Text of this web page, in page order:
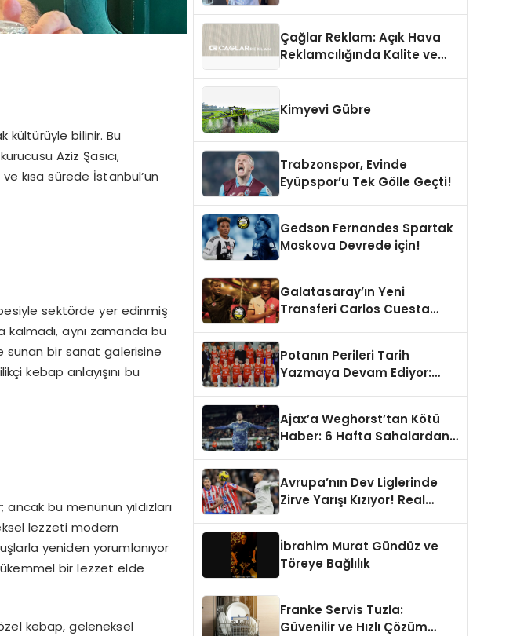
kültürüyle bilinir. Bu
Aziz Şasıcı,
kısa sürede İstanbul’un
sektörde yer edinmiş
kalmadı, aynı zamanda bu
sunan bir sanat galerisine
kebap anlayışını bu
bu menünün yıldızları
lezzeti modern
yeniden yorumlanıyor
bir lezzet elde
kebap, geleneksel
Çağlar Reklam: Açık Hava
Reklamcılığında Kalite ve
Kimyevi Gübre
Trabzonspor, Evinde
Eyüpspor’u Tek Gölle Geçti!
Gedson Fernandes Spartak
Moskova Devrede için!
Galatasaray’ın Yeni
Transferi Carlos Cuesta
Performansı mı
Konuşulmalı?
Potanın Perileri Tarih
Yazmaya Devam Ediyor:
Ajax’a Weghorst’tan Kötü
Haber: 6 Hafta Sahalardan
Avrupa’nın Dev Liglerinde
Zirve Yarışı Kızıyor! Real
Koltuğunda
İbrahim Murat Gündüz ve
Töreye Bağlılık
Franke Servis Tuzla:
Güvenilir ve Hızlı Çözüm